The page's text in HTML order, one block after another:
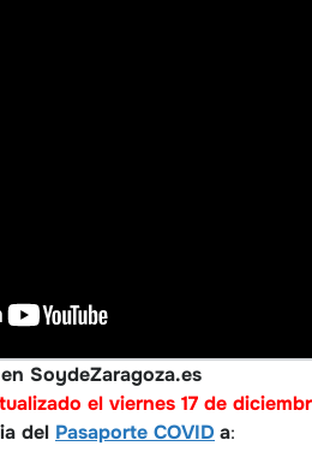
SoydeZaragoza.es
el viernes 17 de
del Pasaporte COVID a: